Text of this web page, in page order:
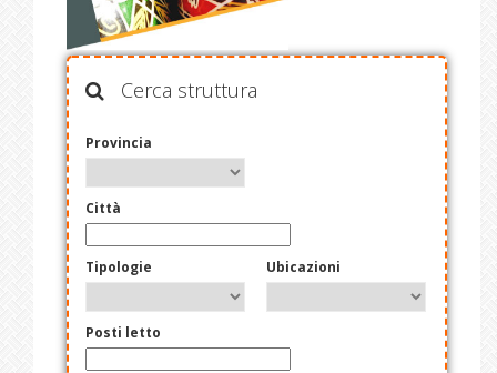
Cerca struttura
Provincia
Città
Tipologie Ubicazioni
Posti letto